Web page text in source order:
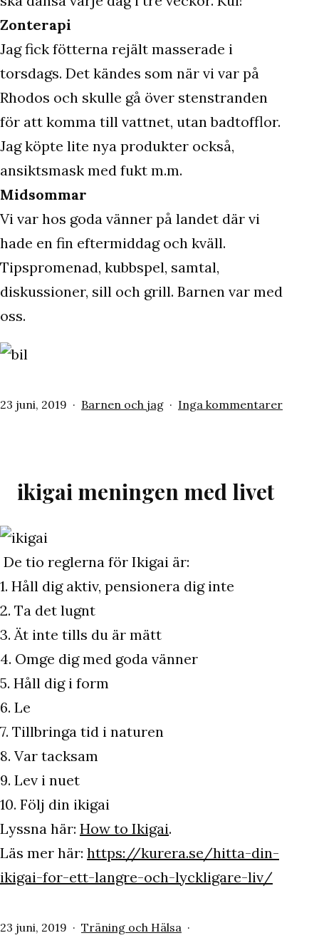
Zonterapi
Jag fick fötterna rejält masserade i
torsdags. Det kändes som när vi var på
Rhodos och skulle gå över stenstranden
för att komma till vattnet, utan badtofflor.
Jag köpte lite nya produkter också,
ansiktsmask med fukt m.m.
Midsommar
Vi var hos goda vänner på landet där vi
hade en fin eftermiddag och kväll.
Tipspromenad, kubbspel, samtal,
diskussioner, sill och grill. Barnen var med
oss.
Publicerat
23 juni, 2019
Kategoriserat
Barnen och jag Inga kommentarertill
ikigai meningen med livet
De tio reglerna för Ikigai är:
1. Håll dig aktiv, pensionera dig inte
2. Ta det lugnt
3. Ät inte tills du är mätt
4. Omge dig med goda vänner
5. Håll dig i form
6. Le
7. Tillbringa tid i naturen
8. Var tacksam
9. Lev i nuet
10. Följ din ikigai
Lyssna här: How to Ikigai.
Läs mer här: https://kurera.se/hitta-din-
ikigai-for-ett-langre-och-lyckligare-liv/
Publicerat
23 juni, 2019 Kategoriserat
Träning och Hälsa